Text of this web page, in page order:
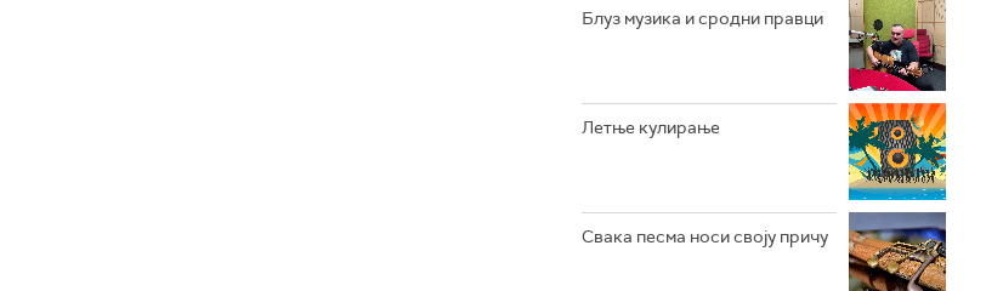
РАДИО ЏУБОКС
РАДИО ВРТЕШКА
РАДИО ЏЕЗЕР
Блуз музика и сродни правци
Летње кулирање
Свака песма носи своју причу